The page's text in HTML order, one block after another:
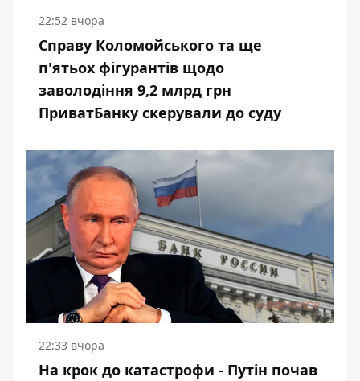
22:52 вчора
Справу Коломойського та ще
п'ятьох фігурантів щодо
заволодіння 9,2 млрд грн
ПриватБанку скерували до суду
22:33 вчора
На крок до катастрофи - Путін почав